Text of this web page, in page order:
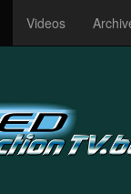
Videos